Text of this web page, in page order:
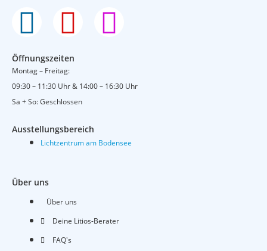
F
a
c
e
b
o
o
k
Y
o
u
t
u
e
I
s
a
a
Öffnungszeiten
Montag – Freitag:
09:30 – 11:30 Uhr & 14:00 – 16:30 Uhr
Sa + So: Geschlossen
Ausstellungsbereich
Lichtzentrum am Bodensee
Über uns
Über uns
Deine Litios-Berater
FAQ's